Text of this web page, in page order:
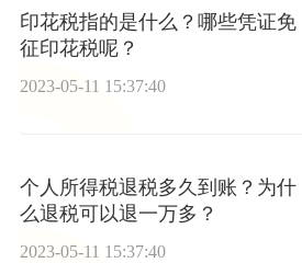
印花税指的是什么？哪些凭证免
征印花税呢？
2023-05-11 15:37:40
个人所得税退税多久到账？为什
么退税可以退一万多？
2023-05-11 15:37:40